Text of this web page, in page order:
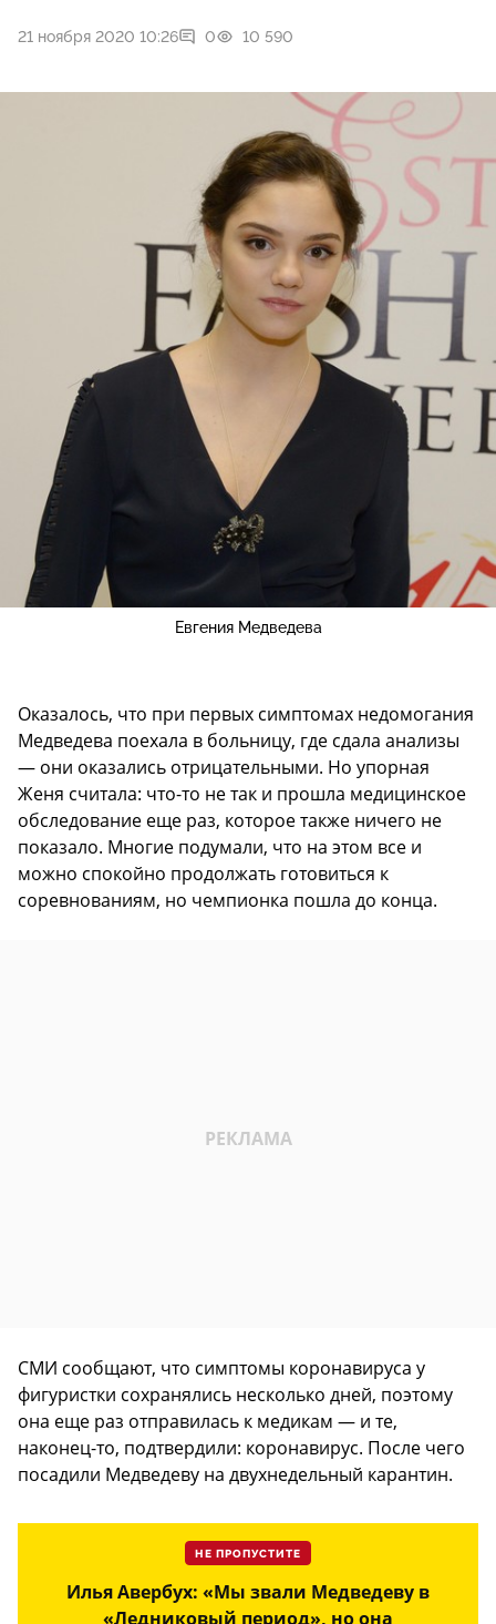
21 ноября 2020 10:26 0 10 590
Евгения Медведева
Оказалось, что при первых симптомах недомогания
Медведева поехала в больницу, где сдала анализы
— они оказались отрицательными. Но упорная
Женя считала: что-то не так и прошла медицинское
обследование еще раз, которое также ничего не
показало. Многие подумали, что на этом все и
можно спокойно продолжать готовиться к
соревнованиям, но чемпионка пошла до конца.
СМИ сообщают, что симптомы коронавируса у
фигуристки сохранялись несколько дней, поэтому
она еще раз отправилась к медикам — и те,
наконец-то, подтвердили: коронавирус. После чего
посадили Медведеву на двухнедельный карантин.
НЕ ПРОПУСТИТЕ
Илья Авербух: «Мы звали Медведеву в
«Ледниковый период», но она